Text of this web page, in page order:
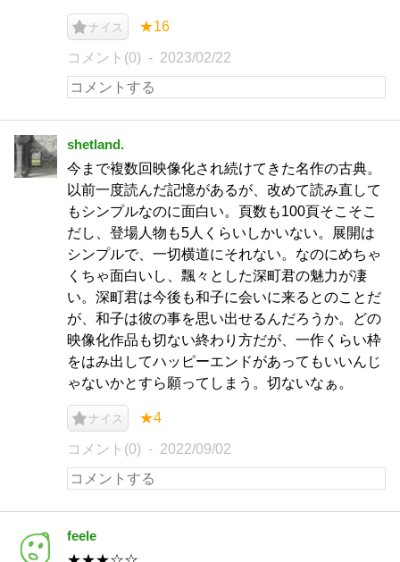
ナイス ★16
コメント(0) 2023/02/22
shetland.
今まで複数回映像化され続けてきた名作の古典。
以前一度読んだ記憶があるが、改めて読み直して
もシンプルなのに面白い。頁数も100頁そこそこ
だし、登場人物も5人くらいしかいない。展開は
シンプルで、一切横道にそれない。なのにめちゃ
くちゃ面白いし、飄々とした深町君の魅力が凄
い。深町君は今後も和子に会いに来るとのことだ
が、和子は彼の事を思い出せるんだろうか。どの
映像化作品も切ない終わり方だが、一作くらい枠
をはみ出してハッピーエンドがあってもいいんじ
ゃないかとすら願ってしまう。切ないなぁ。
ナイス ★4
コメント(0) 2022/09/02
feele